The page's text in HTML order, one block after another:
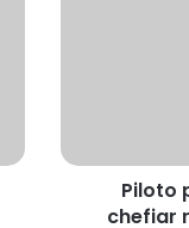
abuso
Piloto
chefiar